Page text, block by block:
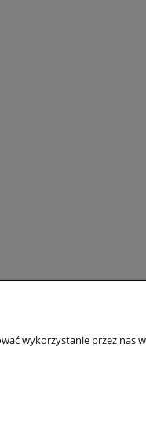
Kontakt i dane
wykorzystanie przez nas